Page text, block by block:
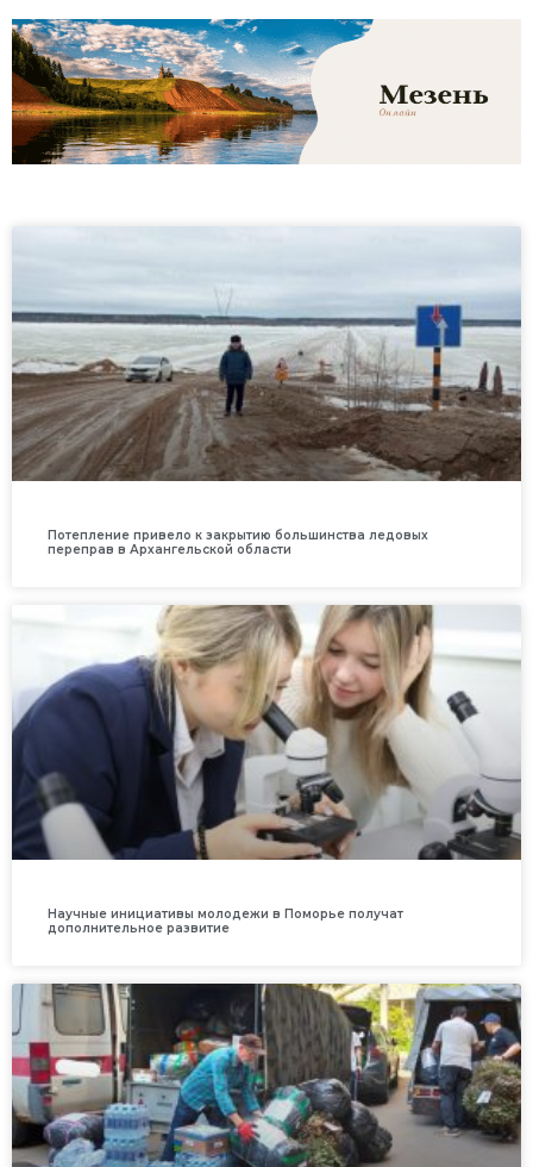
Потепление привело к закрытию большинства ледовых
переправ в Архангельской области
Научные инициативы молодежи в Поморье получат
дополнительное развитие